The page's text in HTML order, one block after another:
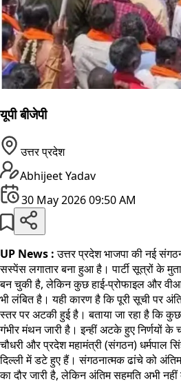
यूपी बीजेपी
उत्तर प्रदेश
Abhijeet Yadav
30 May 2026 09:50 AM
UP News :उत्तर प्रदेश भाजपा की नई
सस्पेंस लगातार बना हुआ है। पार्टी सूत्रों के
बन चुकी है, लेकिन कुछ हाई-प्रोफाइल और
भी लंबित है। यही कारण है कि पूरी सूची पर
स्तर पर अटकी हुई है। बताया जा रहा है कि कुछ
गंभीर मंथन जारी है। इन्हीं अटके हुए निर्णयों
चौधरी और प्रदेश महामंत्री (संगठन) धर्मपाल
दिल्ली में डटे हुए हैं। संगठनात्मक ढांचे को
का दौर जारी है, लेकिन अंतिम सहमति अभी